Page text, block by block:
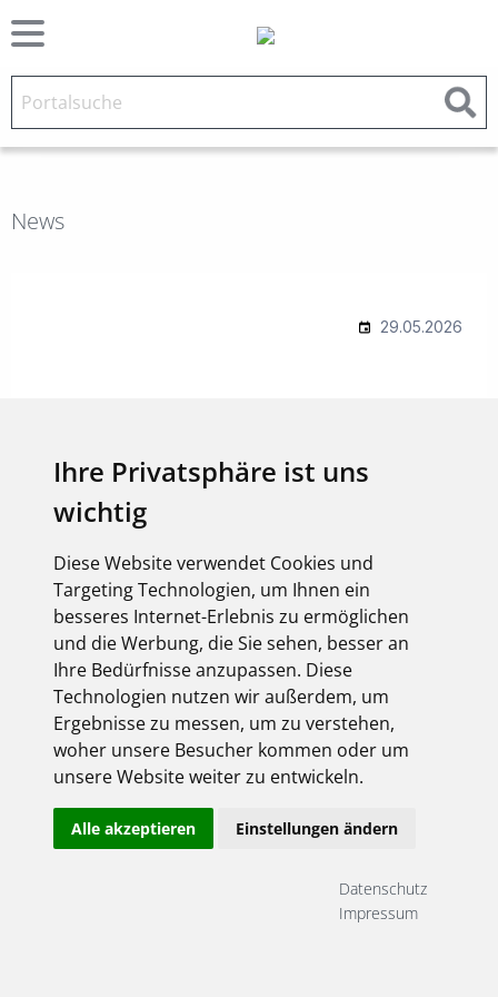
Ihre Privatsphäre ist uns
wichtig
Diese Website verwendet Cookies und
Targeting Technologien, um Ihnen ein
besseres Internet-Erlebnis zu ermöglichen
und die Werbung, die Sie sehen, besser an
Ihre Bedürfnisse anzupassen. Diese
Technologien nutzen wir außerdem, um
Ergebnisse zu messen, um zu verstehen,
woher unsere Besucher kommen oder um
unsere Website weiter zu entwickeln.
Alle akzeptieren Einstellungen ändern
Datenschutz
Impressum
News